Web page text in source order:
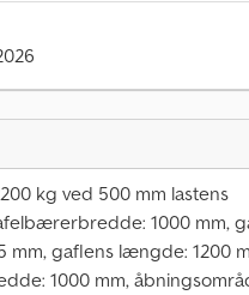
kg ved 500 mm lastens
1000 mm,
mm, gaflens længde: 1200
1000 mm,